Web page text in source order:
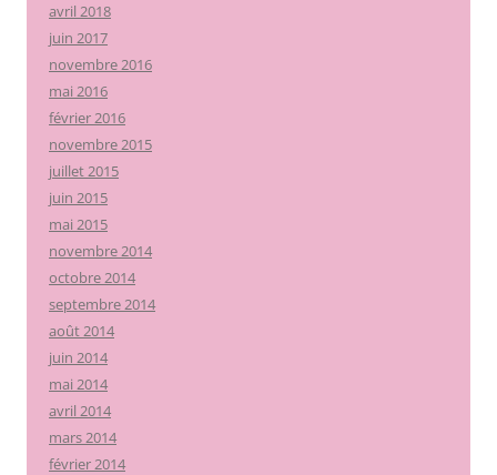
avril 2018
juin 2017
novembre 2016
mai 2016
février 2016
novembre 2015
juillet 2015
juin 2015
mai 2015
novembre 2014
octobre 2014
septembre 2014
août 2014
juin 2014
mai 2014
avril 2014
mars 2014
février 2014